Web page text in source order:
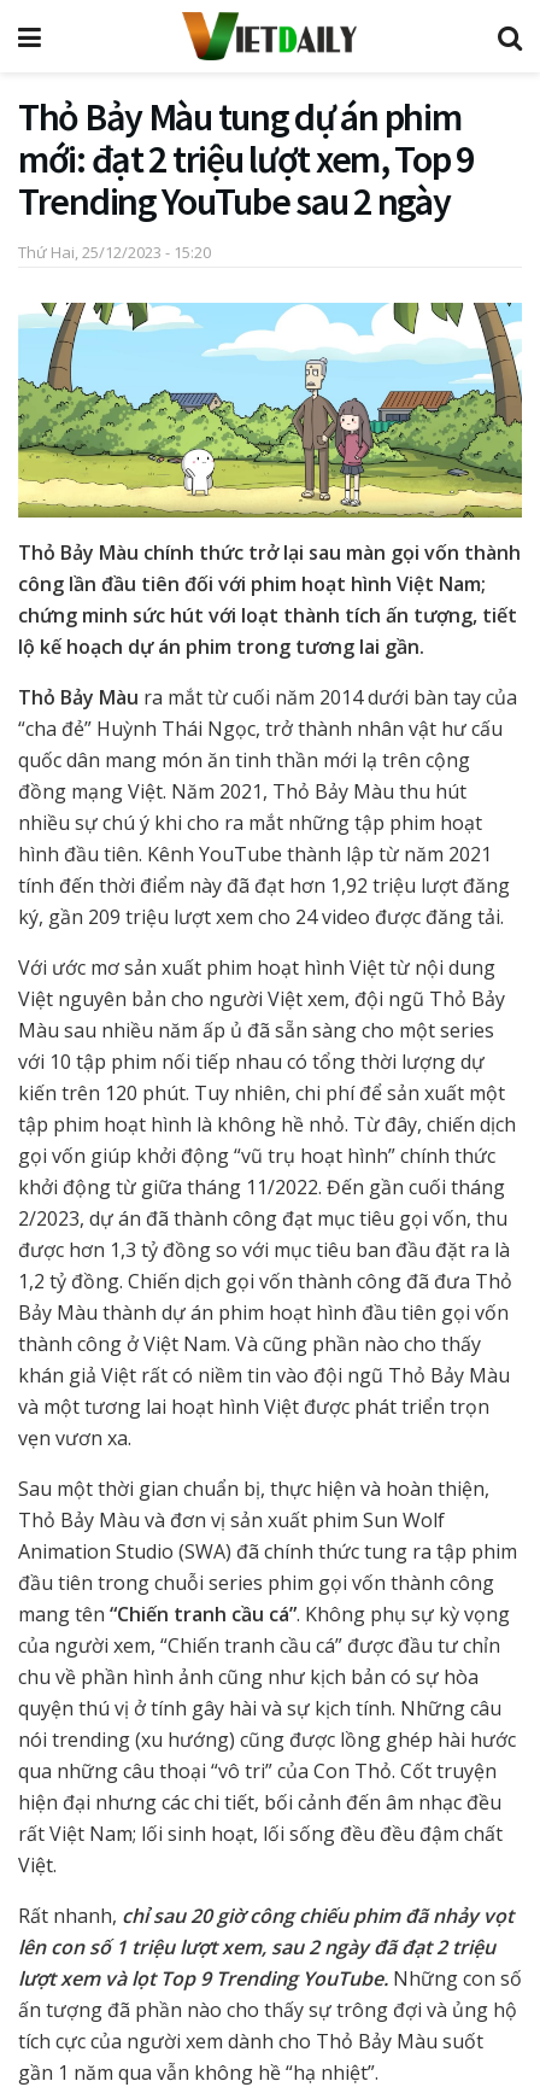
Thỏ Bảy Màu tung dự án phim
mới: đạt 2 triệu lượt xem, Top 9
Trending YouTube sau 2 ngày
Thứ Hai, 25/12/2023 - 15:20
Thỏ Bảy Màu chính thức trở lại sau màn gọi vốn thành
công lần đầu tiên đối với phim hoạt hình Việt Nam;
chứng minh sức hút với loạt thành tích ấn tượng, tiết
lộ kế hoạch dự án phim trong tương lai gần.
Thỏ Bảy Màu ra mắt từ cuối năm 2014 dưới bàn tay của
“cha đẻ” Huỳnh Thái Ngọc, trở thành nhân vật hư cấu
quốc dân mang món ăn tinh thần mới lạ trên cộng
đồng mạng Việt. Năm 2021, Thỏ Bảy Màu thu hút
nhiều sự chú ý khi cho ra mắt những tập phim hoạt
hình đầu tiên. Kênh YouTube thành lập từ năm 2021
tính đến thời điểm này đã đạt hơn 1,92 triệu lượt đăng
ký, gần 209 triệu lượt xem cho 24 video được đăng tải.
Với ước mơ sản xuất phim hoạt hình Việt từ nội dung
Việt nguyên bản cho người Việt xem, đội ngũ Thỏ Bảy
Màu sau nhiều năm ấp ủ đã sẵn sàng cho một series
với 10 tập phim nối tiếp nhau có tổng thời lượng dự
kiến trên 120 phút. Tuy nhiên, chi phí để sản xuất một
tập phim hoạt hình là không hề nhỏ. Từ đây, chiến dịch
gọi vốn giúp khởi động “vũ trụ hoạt hình” chính thức
khởi động từ giữa tháng 11/2022. Đến gần cuối tháng
2/2023, dự án đã thành công đạt mục tiêu gọi vốn, thu
được hơn 1,3 tỷ đồng so với mục tiêu ban đầu đặt ra là
1,2 tỷ đồng. Chiến dịch gọi vốn thành công đã đưa Thỏ
Bảy Màu thành dự án phim hoạt hình đầu tiên gọi vốn
thành công ở Việt Nam. Và cũng phần nào cho thấy
khán giả Việt rất có niềm tin vào đội ngũ Thỏ Bảy Màu
và một tương lai hoạt hình Việt được phát triển trọn
vẹn vươn xa.
Sau một thời gian chuẩn bị, thực hiện và hoàn thiện,
Thỏ Bảy Màu và đơn vị sản xuất phim Sun Wolf
Animation Studio (SWA) đã chính thức tung ra tập phim
đầu tiên trong chuỗi series phim gọi vốn thành công
mang tên “Chiến tranh cầu cá”. Không phụ sự kỳ vọng
của người xem, “Chiến tranh cầu cá” được đầu tư chỉn
chu về phần hình ảnh cũng như kịch bản có sự hòa
quyện thú vị ở tính gây hài và sự kịch tính. Những câu
nói trending (xu hướng) cũng được lồng ghép hài hước
qua những câu thoại “vô tri” của Con Thỏ. Cốt truyện
hiện đại nhưng các chi tiết, bối cảnh đến âm nhạc đều
rất Việt Nam; lối sinh hoạt, lối sống đều đều đậm chất
Việt.
Rất nhanh, chỉ sau 20 giờ công chiếu phim đã nhảy vọt
lên con số 1 triệu lượt xem, sau 2 ngày đã đạt 2 triệu
lượt xem và lọt Top 9 Trending YouTube. Những con số
ấn tượng đã phần nào cho thấy sự trông đợi và ủng hộ
tích cực của người xem dành cho Thỏ Bảy Màu suốt
gần 1 năm qua vẫn không hề “hạ nhiệt”.